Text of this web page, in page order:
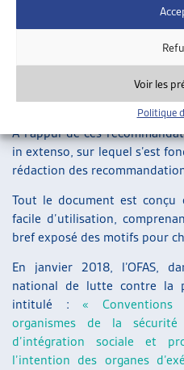
Voir les
Politique
membres de l’Artias qui
leurs compétences et
mandants et de
l’Artias, que d’être une
contractuels, d’échanges
et publics sur des sujets
A l’appui de ces
in extenso, sur lequel s’est
rédaction des
Tout le document est
facile d’utilisation,
bref exposé des motifs pour
En janvier 2018, l’OFAS,
national de lutte contre la
intitulé : «
organismes de la
d’intégration sociale et
l’intention des organes